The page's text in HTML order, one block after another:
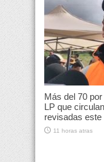
Más del 70
LP que
revisadas
11 horas atras